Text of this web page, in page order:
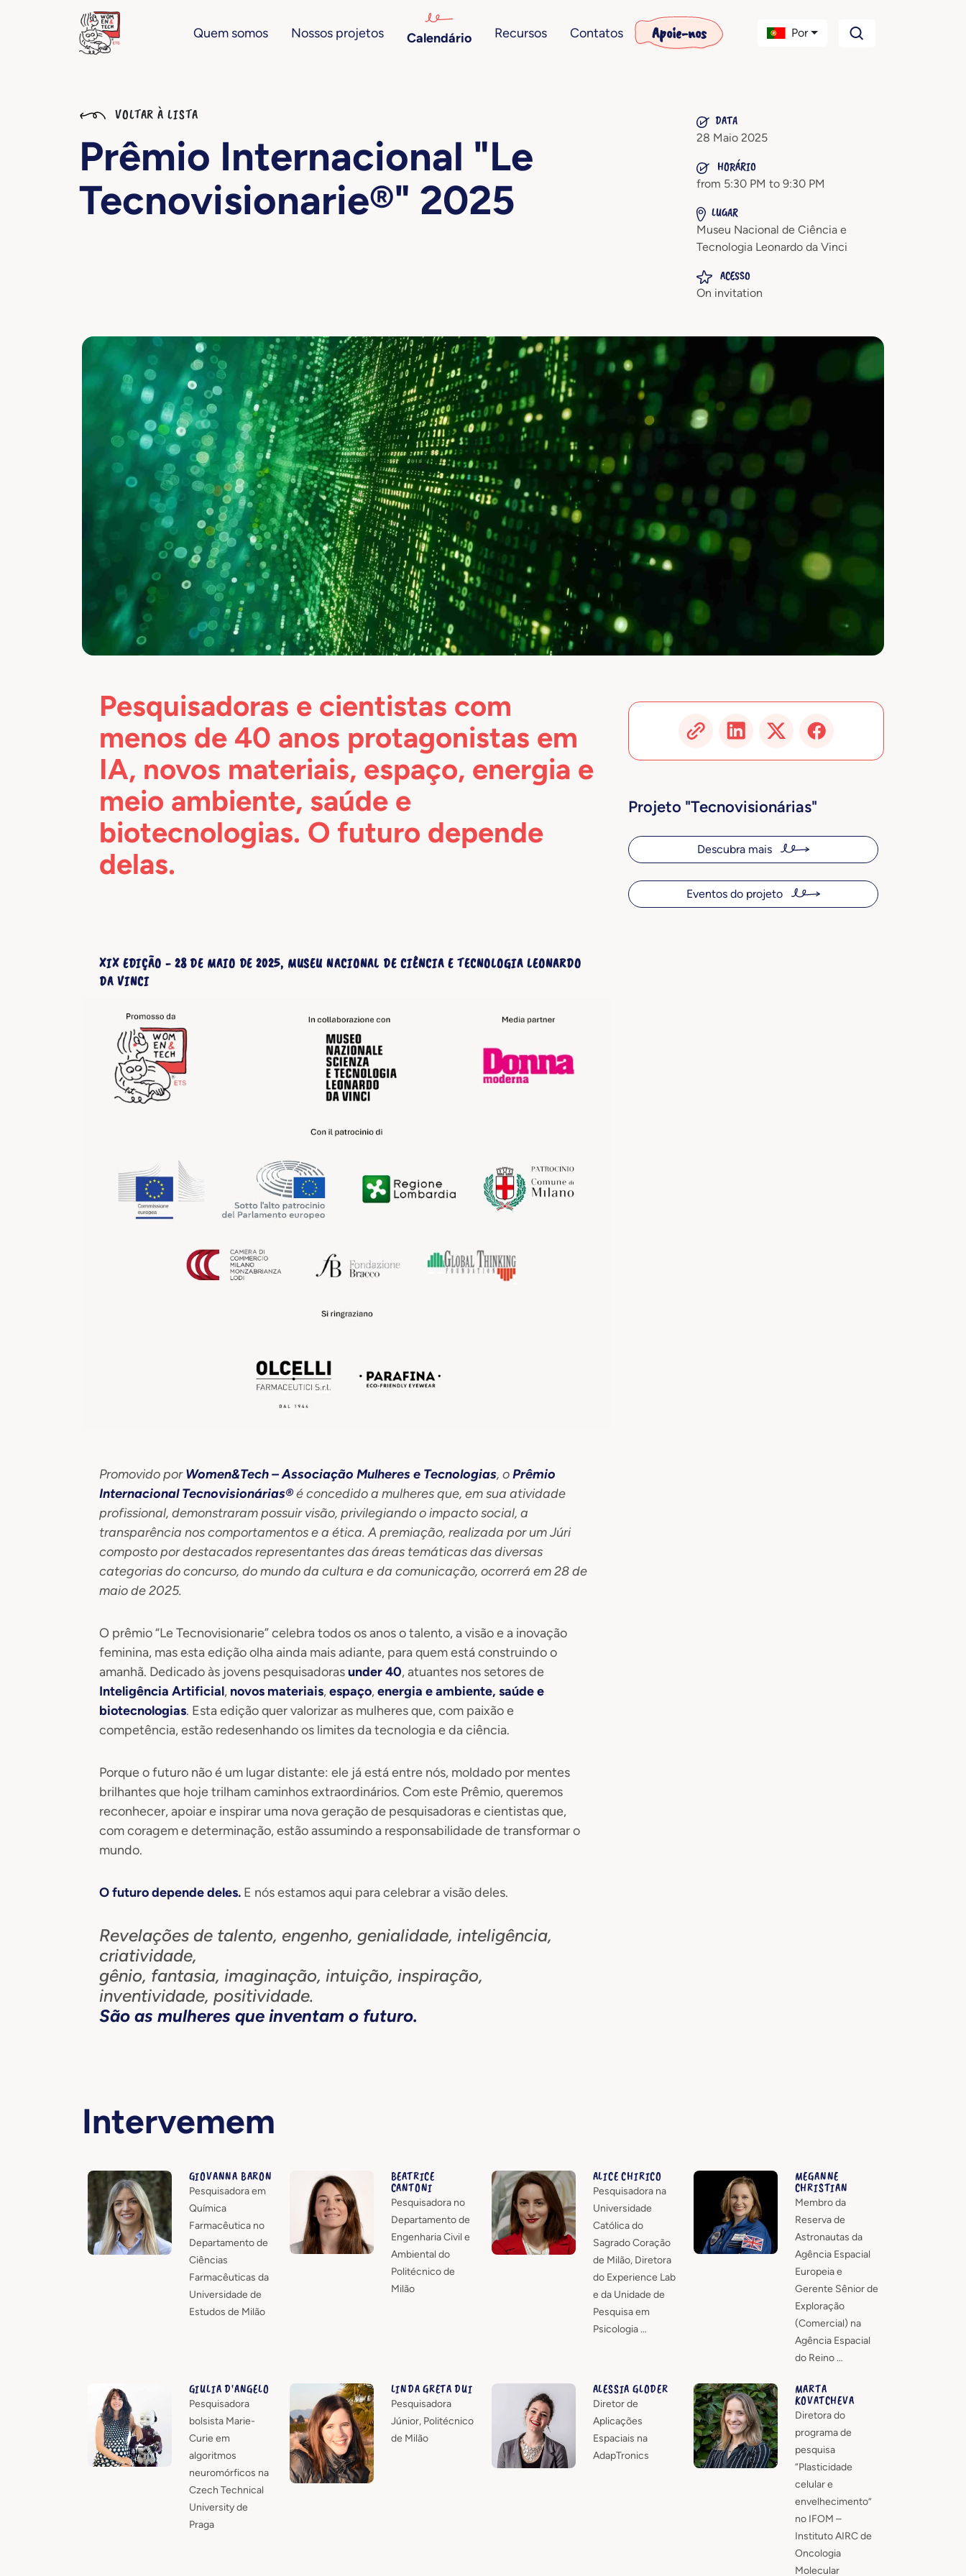
Quem somos Nossos projetos Calendário Recursos Contatos Apoie-nos Por
VOLTAR À LISTA
Prêmio Internacional "Le
Tecnovisionarie®" 2025
DATA
28 Maio 2025
HORÁRIO
from 5:30 PM to 9:30 PM
LUGAR
Museu Nacional de Ciência e
Tecnologia Leonardo da Vinci
ACESSO
On invitation
Pesquisadoras e cientistas com
menos de 40 anos protagonistas em
IA, novos materiais, espaço, energia e
meio ambiente, saúde e
biotecnologias. O futuro depende
delas.
XIX EDIÇÃO - 28 DE MAIO DE 2025, MUSEU NACIONAL DE CIÊNCIA E TECNOLOGIA LEONARDO
DA VINCI
Promovido porWomen&Tech – Associação Mulheres e Tecnologias, oPrêmio
Internacional Tecnovisionárias®é concedido a mulheres que, em sua atividade
profissional, demonstraram possuir visão, privilegiando o impacto social, a
transparência nos comportamentos e a ética. A premiação, realizada por um Júri
composto por destacados representantes das áreas temáticas das diversas
categorias do concurso, do mundo da cultura e da comunicação, ocorrerá em 28 de
maio de 2025.
O prêmio “Le Tecnovisionarie” celebra todos os anos o talento, a visão e a inovação
feminina, mas esta edição olha ainda mais adiante, para quem está construindo o
amanhã. Dedicado às jovens pesquisadorasunder 40, atuantes nos setores de
Inteligência Artificial, novos materiais,espaço,energia eambiente, saúde e
biotecnologias. Esta edição quer valorizar as mulheres que, com paixão e
competência, estão redesenhando os limites da tecnologia e da ciência.
Porque o futuro não é um lugar distante: ele já está entre nós, moldado por mentes
brilhantes que hoje trilham caminhos extraordinários. Com este Prêmio, queremos
reconhecer, apoiar e inspirar uma nova geração de pesquisadoras e cientistas que,
com coragem e determinação, estão assumindo a responsabilidade de transformar o
mundo.
O futuro depende deles. E nós estamos aqui para celebrar a visão deles.
Revelações de talento, engenho, genialidade, inteligência,
criatividade,
gênio, fantasia, imaginação, intuição, inspiração,
inventividade, positividade.
São as mulheres que inventam o futuro.
Projeto "Tecnovisionárias"
Descubra mais
Eventos do projeto
Intervemem
GIOVANNA BARON
Pesquisadora em
Química
Farmacêutica no
Departamento de
Ciências
Farmacêuticas da
Universidade de
Estudos de Milão
BEATRICE
CANTONI
Pesquisadora no
Departamento de
Engenharia Civil e
Ambiental do
Politécnico de
Milão
ALICE CHIRICO
Pesquisadora na
Universidade
Católica do
Sagrado Coração
de Milão, Diretora
do Experience Lab
e da Unidade de
Pesquisa em
Psicologia …
MEGANNE
CHRISTIAN
Membro da
Reserva de
Astronautas da
Agência Espacial
Europeia e
Gerente Sênior de
Exploração
(Comercial) na
Agência Espacial
do Reino …
GIULIA D'ANGELO
Pesquisadora
bolsista Marie-
Curie em
algoritmos
neuromórficos na
Czech Technical
University de
Praga
LINDA GRETA DUI
Pesquisadora
Júnior, Politécnico
de Milão
ALESSIA GLODER
Diretor de
Aplicações
Espaciais na
AdapTronics
MARTA
KOVATCHEVA
Diretora do
programa de
pesquisa
“Plasticidade
celular e
envelhecimento”
no IFOM –
Instituto AIRC de
Oncologia
Molecular